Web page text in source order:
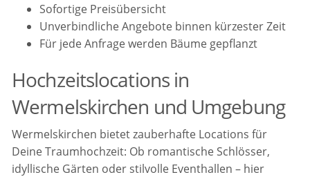
Sofortige Preisübersicht
Unverbindliche Angebote binnen kürzester Zeit
Für jede Anfrage werden Bäume gepflanzt
Hochzeitslocations in
Wermelskirchen und Umgebung
Wermelskirchen bietet zauberhafte Locations für
Deine Traumhochzeit: Ob romantische Schlösser,
idyllische Gärten oder stilvolle Eventhallen – hier